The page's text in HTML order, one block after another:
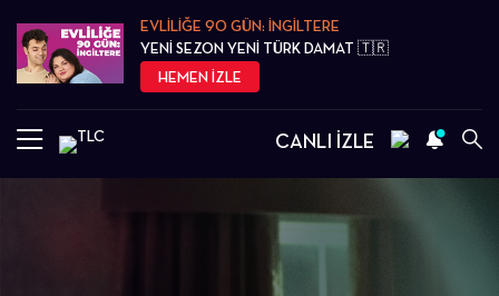
EVLİLİĞE 90 GÜN: İNGİLTERE
YENİ SEZON YENİ TÜRK DAMAT 🇹🇷
HEMEN İZLE
CANLI İZLE